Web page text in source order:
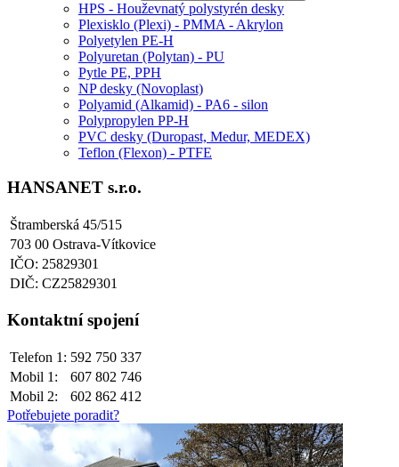
HPS - Houževnatý polystyrén desky
Plexisklo (Plexi) - PMMA - Akrylon
Polyetylen PE-H
Polyuretan (Polytan) - PU
Pytle PE, PPH
NP desky (Novoplast)
Polyamid (Alkamid) - PA6 - silon
Polypropylen PP-H
PVC desky (Duropast, Medur, MEDEX)
Teflon (Flexon) - PTFE
HANSANET s.r.o.
Štramberská 45/515
703 00 Ostrava-Vítkovice
IČO: 25829301
DIČ: CZ25829301
Kontaktní spojení
Telefon 1: 592 750 337
Mobil 1:
607 802 746
Mobil 2:
602 862 412
Potřebujete poradit?